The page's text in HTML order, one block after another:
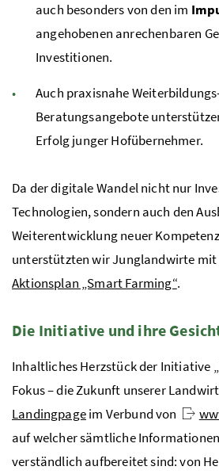
auch besonders von den im
angehobenen anrechenbaren
Investitionen.
Auch praxisnahe
Beratungsangebote
Erfolg junger Hofübernehmer.
Da der digitale Wandel nicht nur
Technologien, sondern auch den
Weiterentwicklung neuer
unterstützten wir Junglandwirte mit
Aktionsplan „Smart Farming“.
Die Initiative und ihre
Inhaltliches Herzstück der Initiative
Fokus – die Zukunft unserer
Landingpageim Verbund von
auf welcher sämtliche
verständlich aufbereitet sind: von